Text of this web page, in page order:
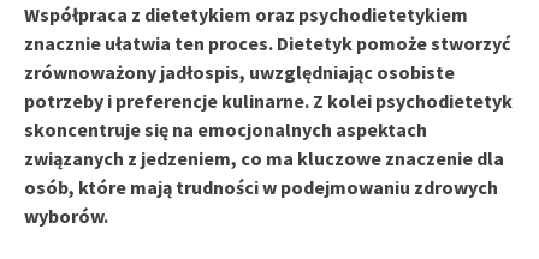
Współpraca z dietetykiem oraz psychodietetykiem
znacznie ułatwia ten proces. Dietetyk pomoże stworzyć
zrównoważony jadłospis, uwzględniając osobiste
potrzeby i preferencje kulinarne. Z kolei psychodietetyk
skoncentruje się na emocjonalnych aspektach
związanych z jedzeniem, co ma kluczowe znaczenie dla
osób, które mają trudności w podejmowaniu zdrowych
wyborów.